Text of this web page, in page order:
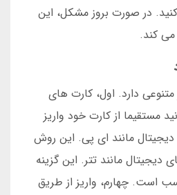
در صورت بروز مشکل، این
کند.
دارد. اول، کارت های
مستقیما از کارت خود واریز
مانند ای پی. این روش
مانند تتر. این گزینه
است. چهارم، واریز از طریق